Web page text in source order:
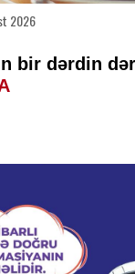
2026
bir dərdin